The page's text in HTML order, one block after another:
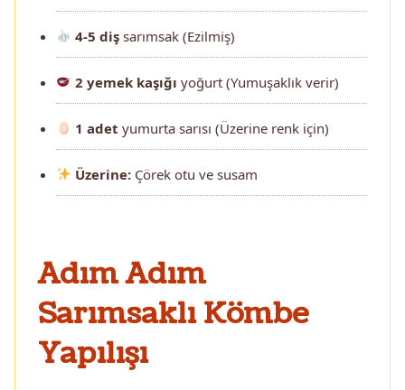
4-5 diş sarımsak (Ezilmiş)
2 yemek kaşığı yoğurt (Yumuşaklık verir)
1 adet yumurta sarısı (Üzerine renk için)
Üzerine: Çörek otu ve susam
Adım Adım
Sarımsaklı Kömbe
Yapılışı